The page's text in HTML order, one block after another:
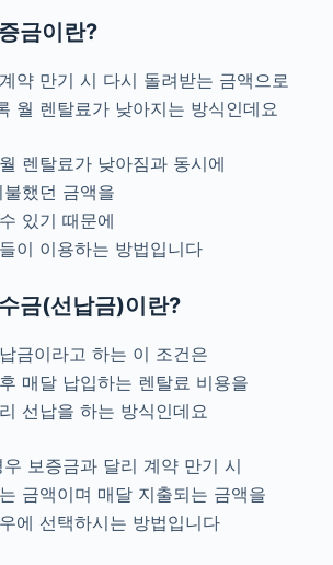
금이란?
약 만기 시 다시 돌려받는 금액으로
월 렌탈료가 낮아지는 방식인데요
렌탈료가 낮아짐과 동시에
했던 금액을
있기 때문에
이 이용하는 방법입니다
금(선납금)이란?
금이라고 하는 이 조건은
매달 납입하는 렌탈료 비용을
선납을 하는 방식인데요
보증금과 달리 계약 만기 시
금액이며 매달 지출되는 금액을
에 선택하시는 방법입니다